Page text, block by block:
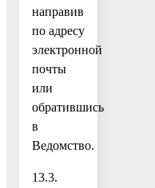
направив
по адресу
электронной
почты
или
обратившись
в
Ведомство.
13.3.